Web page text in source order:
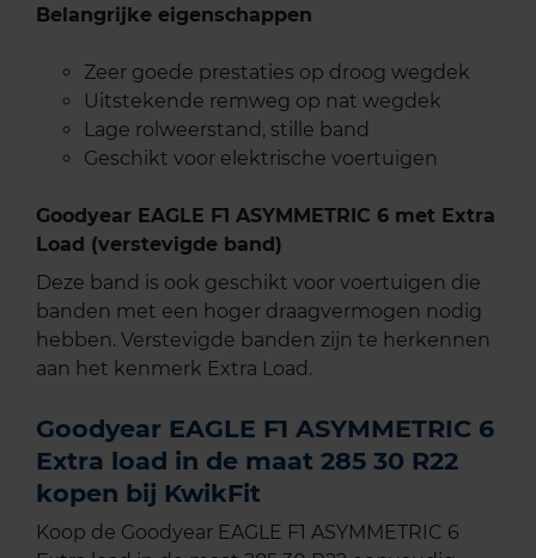
Belangrijke eigenschappen
Zeer goede prestaties op droog wegdek
Uitstekende remweg op nat wegdek
Lage rolweerstand, stille band
Geschikt voor elektrische voertuigen
Goodyear EAGLE F1 ASYMMETRIC 6 met Extra
Load (verstevigde band)
Deze band is ook geschikt voor voertuigen die
banden met een hoger draagvermogen nodig
hebben. Verstevigde banden zijn te herkennen
aan het kenmerk Extra Load.
Goodyear EAGLE F1 ASYMMETRIC 6
Extra load in de maat 285 30 R22
kopen bij KwikFit
Koop de Goodyear EAGLE F1 ASYMMETRIC 6